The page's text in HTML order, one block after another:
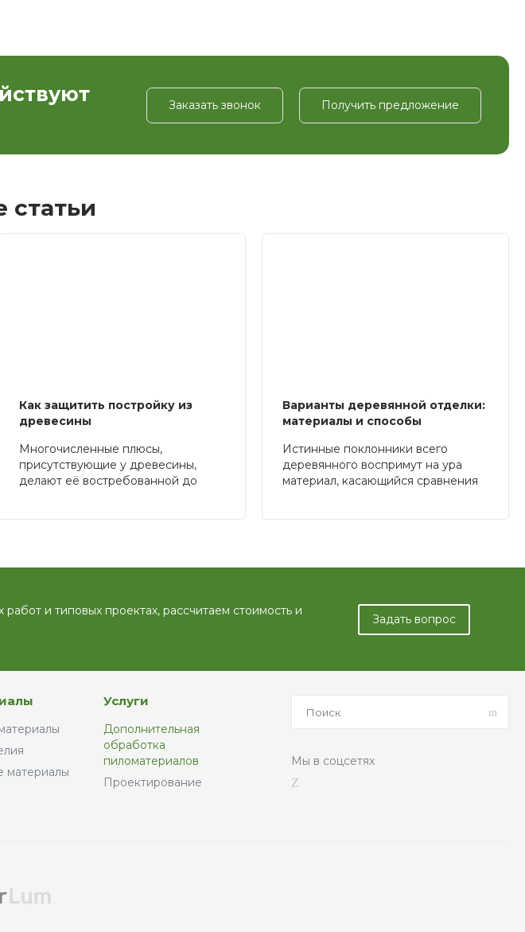
Заказать звонок Получить предложение
статьи
Как защитить постройку из
древесины
Многочисленные плюсы,
присутствующие у древесины,
делают её востребованной до
прийти в негодность. Существует
Варианты деревянной отделки:
материалы и способы
Истинные поклонники всего
деревянного воспримут на ура
материал, касающийся сравнения
и типовых проектах, рассчитаем стоимость и
Задать вопрос
материалы
Услуги
Дополнительная
обработка
пиломатериалов
Проектирование
Мы в соцсетях